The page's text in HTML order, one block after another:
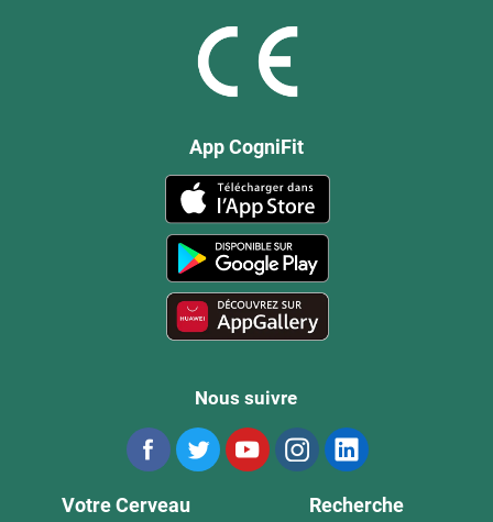
App CogniFit
Nous suivre
Votre Cerveau Recherche